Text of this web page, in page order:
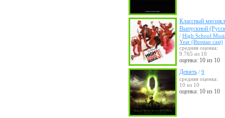
Классный
Выпускной
/ High School
Year (Russian cast)
средняя оценка:
9.765 из 10
оценка: 10 из 10
Девять / 9
средняя оценка:
10 из 10
оценка: 10 из 10